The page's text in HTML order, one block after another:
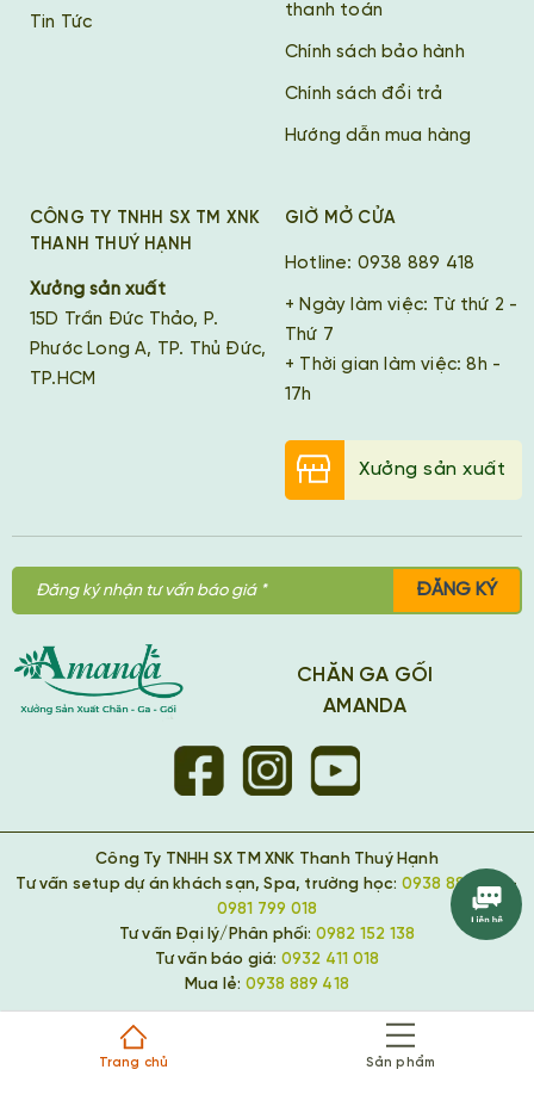
Trang chủ Sản phẩm
Tin Tức
thanh toán
Chính sách bảo hành
Chính sách đổi trả
Hướng dẫn mua hàng
CÔNG TY TNHH SX TM XNK
THANH THUÝ HẠNH
Xưởng sản xuất
15D Trần Đức Thảo, P.
Phước Long A, TP. Thủ Đức,
TP.HCM
GIỜ MỞ CỬA
Hotline: 0938 889 418
+ Ngày làm việc: Từ thứ 2 -
Thứ 7
+ Thời gian làm việc: 8h -
17h
Xưởng sản xuất
ĐĂNG KÝ
CHĂN GA GỐI
AMANDA
Công Ty TNHH SX TM XNK Thanh Thuý Hạnh
Tư vấn setup dự án khách sạn, Spa, trường học: 0938 889 418 -
0981 799 018
Tư vấn Đại lý/Phân phối: 0982 152 138
Tư vấn báo giá: 0932 411 018
Mua lẻ: 0938 889 418